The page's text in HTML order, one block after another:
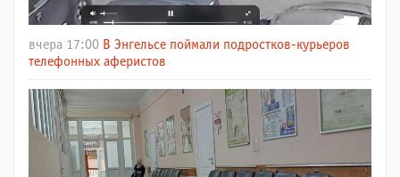
вчера 17:00 В Энгельсе поймали подростков-курьеров
телефонных аферистов